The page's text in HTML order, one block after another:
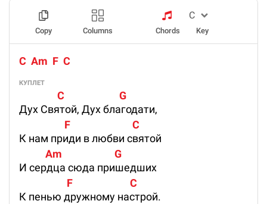
Copy Columns Chords Key
C  Am  F  C
КУПЛЕТ
                C                       G
Дух Святой, Дух благодати,
                   F                          C
К нам приди в любви святой
           Am                      G
И сердца сюда пришедших
                    F                        C
К пенью дружному настрой.